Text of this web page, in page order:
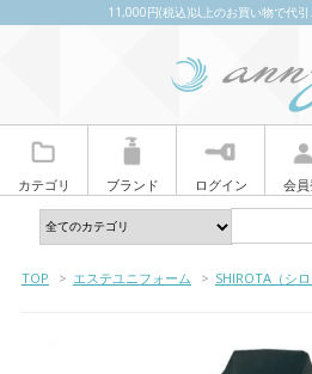
11,000円(税込)以上のお買い物で代引
カテゴリ ブランド ログイン 会
TOP > エステユニフォーム > SHIROTA（シロ